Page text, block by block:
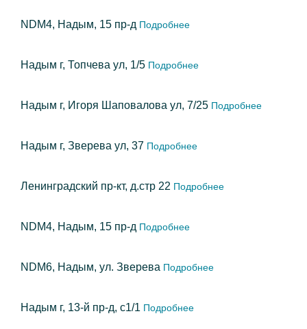
NDM4, Надым, 15 пр-д Подробнее
Надым г, Топчева ул, 1/5 Подробнее
Надым г, Игоря Шаповалова ул, 7/25 Подробнее
Надым г, Зверева ул, 37 Подробнее
Ленинградский пр-кт, д.стр 22 Подробнее
NDM4, Надым, 15 пр-д Подробнее
NDM6, Надым, ул. Зверева Подробнее
Надым г, 13-й пр-д, с1/1 Подробнее